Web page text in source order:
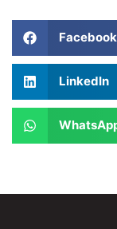
Facebook
LinkedIn